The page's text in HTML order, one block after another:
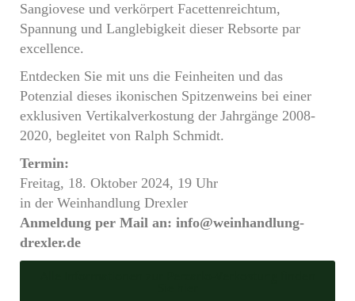
Sangiovese und verkörpert Facettenreichtum,
Spannung und Langlebigkeit dieser Rebsorte par
excellence.
Entdecken Sie mit uns die Feinheiten und das
Potenzial dieses ikonischen Spitzenweins bei einer
exklusiven Vertikalverkostung der Jahrgänge 2008-
2020, begleitet von Ralph Schmidt.
Termin:
Freitag, 18. Oktober 2024, 19 Uhr
in der Weinhandlung Drexler
Anmeldung per Mail an: info@weinhandlung-
drexler.de